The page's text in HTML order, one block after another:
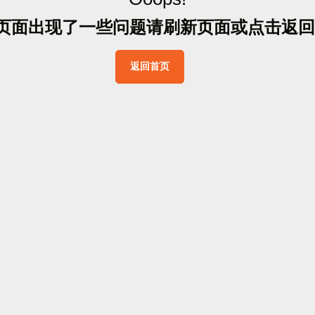
面出现了一些问题请刷新页面或点击返 回
返回首页